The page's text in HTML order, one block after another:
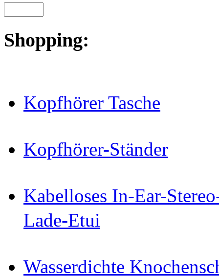
Shopping:
Kopfhörer Tasche
Kopfhörer-Ständer
Kabelloses In-Ear-
Lade-Etui
Wasserdichte